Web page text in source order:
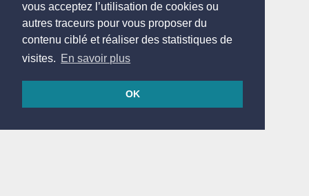
vous acceptez l’utilisation de cookies ou
autres traceurs pour vous proposer du
contenu ciblé et réaliser des statistiques de
visites. En savoir plus
OK